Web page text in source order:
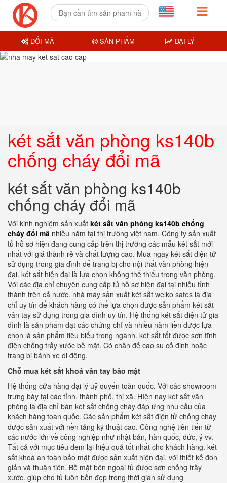
két sắt văn phòng ks140b
chống cháy đổi mã
két sắt văn phòng ks140b
chống cháy đổi mã
Với kinh nghiệm sản xuất két sắt văn phòng ks140b chống
cháy đổi mã nhiều năm tại thị trường việt nam. Công ty sản xuất
tủ hồ sơ hiện đang cung cấp trên thị trường các mẫu két sắt mới
nhất với giá thành rẻ và chất lượng cao. Mua ngay két sắt điện tử
sử dụng trong gia đình để trang bị cho nội thất văn phòng hiện
đại. két sắt hiện đại là lựa chọn không thể thiếu trong văn phòng.
Với các địa chỉ chuyên cung cấp tủ hồ sơ hiện đại tại nhiều tỉnh
thành trên cả nước. nhà máy sản xuất két sắt welko safes là địa
chỉ uy tín để khách hàng có thể lựa chọn được sản phẩm két sắt
vân tay sử dụng trong gia đình uy tín. Hệ thống két sắt điện tử gia
đình là sản phẩm đạt các chứng chỉ và nhiều năm liền được lựa
chọn là sản phẩm tiêu biểu trong ngành. két sắt tốt được sơn tĩnh
điện chống trầy xước bề mặt. Có chân đế cao su cố định hoặc
trang bị bánh xe di động.
Chỗ mua két sắt khoá vân tay bảo mật
Hệ thống cửa hàng đại lý uỷ quyển toàn quốc. Với các showroom
trưng bày tại các tỉnh, thành phố, thị xã. HIện nay két sắt văn
phòng là địa chỉ bán két sắt chống cháy đáp ứng nhu cầu của
khách hàng toàn quốc. Các sản phẩm két sắt điện tử chống cháy
được sản xuất với nền tảng kỹ thuật cao. Công nghệ tiên tiến từ
các nước lớn về công nghiệp như nhật bản, hàn quốc, đức, ý vv.
Tất cả với mục tiêu đem lại hiệu quả tốt nhất cho khách hàng. két
sắt khoá an toàn bảo mật được sản xuất hiện đại, với thiết kế đơn
giản và thuận tiên. Bề mặt bên ngoài tủ được sơn chống trầy
xước. giúp cho tủ luôn bền đẹp trong thời gian sử dụng
ĐỔI MÃ SẢN PHẨM ĐẠI LÝ